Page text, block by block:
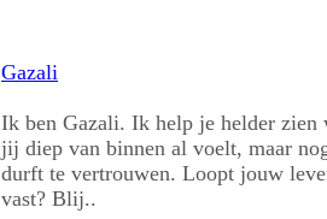
Gazali
Ik ben Gazali. Ik help je helder zien
jij diep van binnen al voelt, maar
durft te vertrouwen. Loopt jouw
vast? Blij..